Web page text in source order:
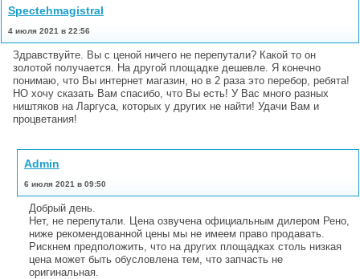
Spectehmagistral
4 июля 2021 в 22:56
Здравствуйте. Вы с ценой ничего не перепутали? Какой то он
золотой получается. На другой площадке дешевле. Я конечно
понимаю, что Вы интернет магазин, но в 2 раза это перебор, ребята!
НО хочу сказать Вам спасибо, что Вы есть! У Вас много разных
ништяков на Ларгуса, которых у других не найти! Удачи Вам и
процветания!
Admin
6 июля 2021 в 09:50
Добрый день.
Нет, не перепутали. Цена озвучена официальным дилером Рено,
ниже рекомендованной цены мы не имеем право продавать.
Рискнем предположить, что на других площадках столь низкая
цена может быть обусловлена тем, что запчасть не
оригинальная.